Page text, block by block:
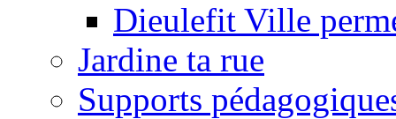
Dieulefit Ville
Jardine ta rue
Supports